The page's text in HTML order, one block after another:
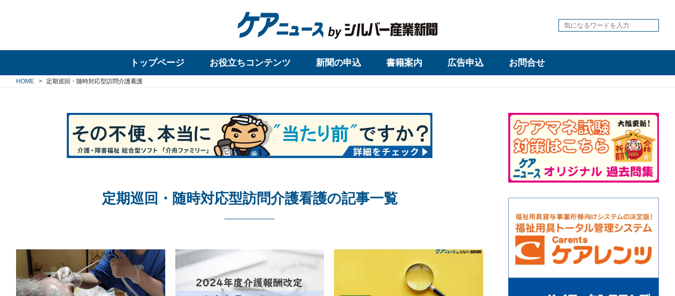
トップページ お役立ちコンテンツ 新聞の申込 書籍案内 広告申込 お問合せ
HOME 定期巡回・随時対応型訪問介護看護
定期巡回・随時対応型訪問介護看護の記事一覧